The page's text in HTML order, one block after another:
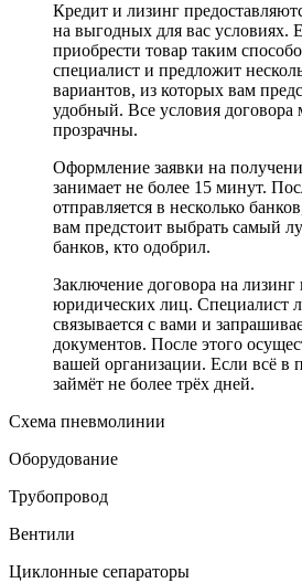
Кредит и лизинг
на выгодных для вас условиях.
приобрести товар таким
специалист и предложит
вариантов, из которых вам
удобный. Все условия договора
прозрачны.
Оформление заявки на
занимает не более 15 минут.
отправляется в несколько
вам предстоит выбрать самый
банков, кто одобрил.
Заключение договора на
юридических лиц. Специалист
связывается с вами и
документов. После этого
вашей организации. Если всё в
займёт не более трёх дней.
Схема пневмолинии
Оборудование
Трубопровод
Вентили
Циклонные сепараторы